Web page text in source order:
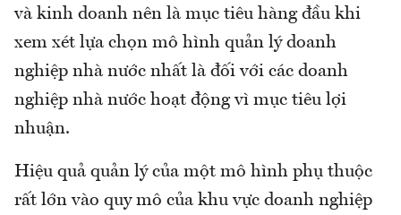
và kinh doanh nên là mục tiêu hàng đầu khi
xem xét lựa chọn mô hình quản lý doanh
nghiệp nhà nước nhất là đối với các doanh
nghiệp nhà nước hoạt động vì mục tiêu lợi
nhuận.
Hiệu quả quản lý của một mô hình phụ thuộc
rất lớn vào quy mô của khu vực doanh nghiệp